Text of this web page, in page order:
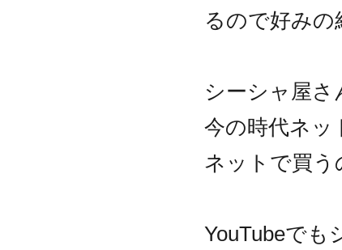
るので好みの
シーシャ屋さ
今の時代ネッ
ネットで買う
YouTubeでも